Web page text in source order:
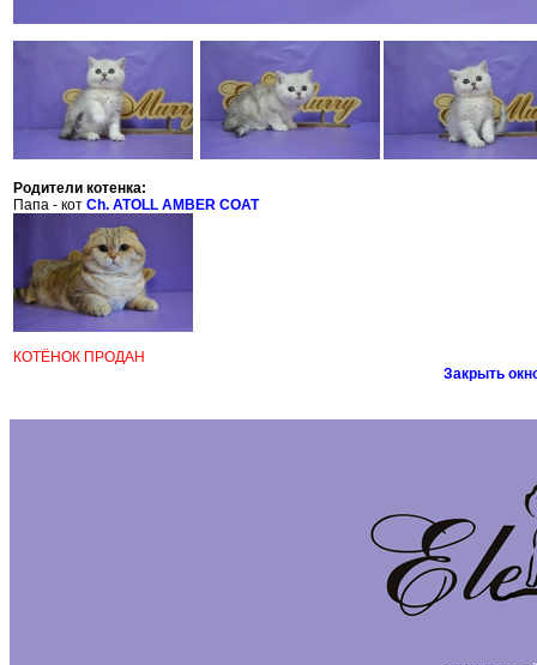
Родители котенка:
Папа - кот Ch. ATOLL AMBER COAT
КОТЁНОК ПРОДАН
Закрыть